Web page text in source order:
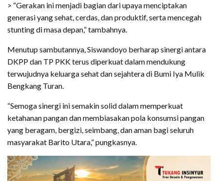
> “Gerakan ini menjadi bagian dari upaya menciptakan
generasi yang sehat, cerdas, dan produktif, serta mencegah
stunting di masa depan,” tambahnya.
Menutup sambutannya, Siswandoyo berharap sinergi antara
DKPP dan TP PKK terus diperkuat dalam mendukung
terwujudnya keluarga sehat dan sejahtera di Bumi Iya Mulik
Bengkang Turan.
“Semoga sinergi ini semakin solid dalam memperkuat
ketahanan pangan dan membiasakan pola konsumsi pangan
yang beragam, bergizi, seimbang, dan aman bagi seluruh
masyarakat Barito Utara,” pungkasnya.